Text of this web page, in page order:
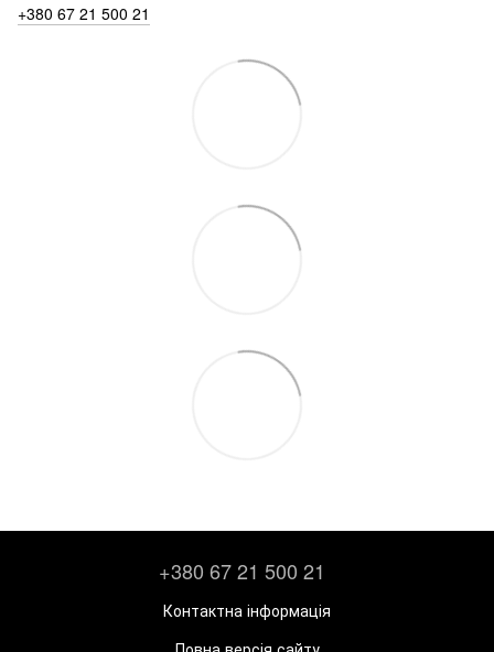
+380 67 21 500 21
+380 67 21 500 21
Контактна інформація